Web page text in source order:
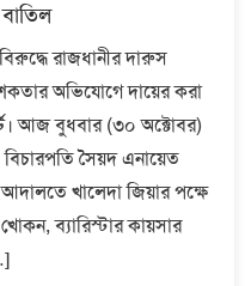
রাজধানীর দারুস
অভিযোগে দায়ের করা
আজ বুধবার (৩০ অক্টোবর)
সৈয়দ এনায়েত
খালেদা জিয়ার পক্ষে
ব্যারিস্টার কায়সার